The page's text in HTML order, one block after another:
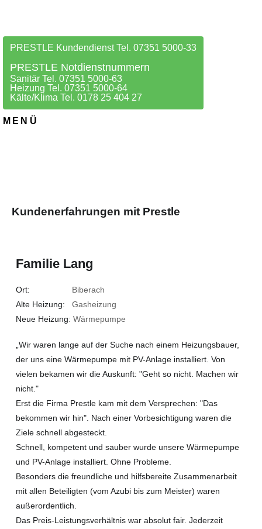
PRESTLE Kundendienst Tel. 07351 5000-33
PRESTLE Notdienstnummern
Sanitär Tel. 07351 5000-63
Heizung Tel. 07351 5000-64
Kälte/Klima Tel. 0178 25 404 27
MENÜ
Kundenerfahrungen mit Prestle
Familie Lang
Ort: Biberach
Alte Heizung: Gasheizung
Neue Heizung: Wärmepumpe
„Wir waren lange auf der Suche nach einem Heizungsbauer,
der uns eine Wärmepumpe mit PV-Anlage installiert. Von
vielen bekamen wir die Auskunft: "Geht so nicht. Machen wir
nicht."
Erst die Firma Prestle kam mit dem Versprechen: "Das
bekommen wir hin". Nach einer Vorbesichtigung waren die
Ziele schnell abgesteckt.
Schnell, kompetent und sauber wurde unsere Wärmepumpe
und PV-Anlage installiert. Ohne Probleme.
Besonders die freundliche und hilfsbereite Zusammenarbeit
mit allen Beteiligten (vom Azubi bis zum Meister) waren
außerordentlich.
Das Preis-Leistungsverhältnis war absolut fair. Jederzeit